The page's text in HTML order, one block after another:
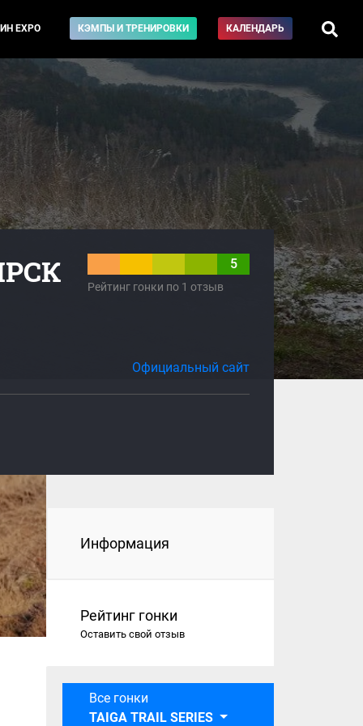
EXPO КЭМПЫ И ТРЕНИРОВКИ КАЛЕНДАРЬ
5
Рейтинг гонки по 1 отзыв
Официальный сайт
Информация
Рейтинг гонки
Оставить свой отзыв
Все гонки
TAIGA TRAIL SERIES